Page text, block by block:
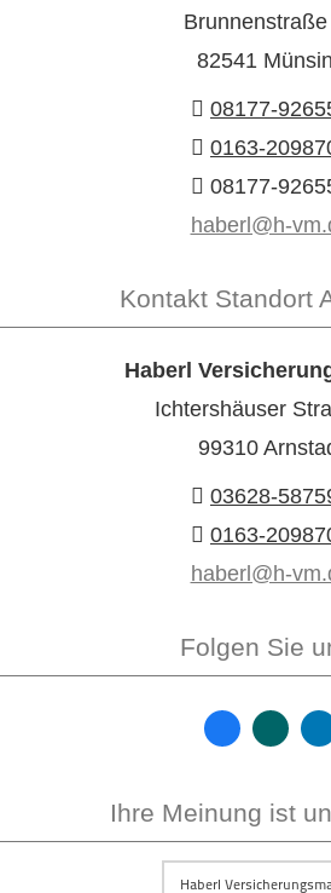
Brunnenstraße
82541
08177-
0163-
08177-
haberl@h-
Kontakt Standort
Haberl
Ichtershäuser
99310
03628-
0163-
haberl@h-
Folgen Sie
Ihre Meinung ist